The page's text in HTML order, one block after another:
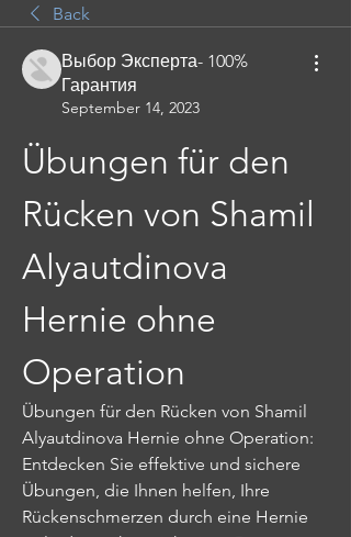
Back
Выбор Эксперта- 100%
Гарантия
September 14, 2023
Übungen für den
Rücken von Shamil
Alyautdinova
Hernie ohne
Operation
Übungen für den Rücken von Shamil
Alyautdinova Hernie ohne Operation:
Entdecken Sie effektive und sichere
Übungen, die Ihnen helfen, Ihre
Rückenschmerzen durch eine Hernie